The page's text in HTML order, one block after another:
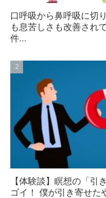
口呼吸から鼻呼吸に切
も息苦しさも改善され
件...
【体験談】瞑想の「引
ゴイ！ 僕が引き寄せた